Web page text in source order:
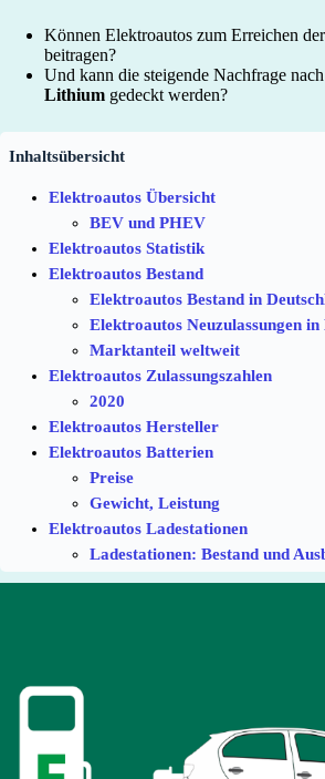
Können Elektroautos zum Erreichen der
beitragen?
Und kann die steigende Nachfrage
Lithium gedeckt werden?
Inhaltsübersicht
Elektroautos Übersicht
BEV und PHEV
Elektroautos Statistik
Elektroautos Bestand
Elektroautos Bestand in
Elektroautos Neuzulassungen in
Marktanteil weltweit
Elektroautos Zulassungszahlen
2020
Elektroautos Hersteller
Elektroautos Batterien
Preise
Gewicht, Leistung
Elektroautos Ladestationen
Ladestationen: Bestand und